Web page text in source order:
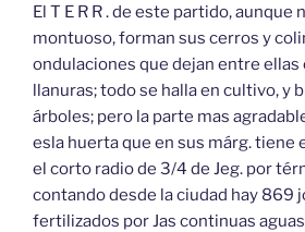
El T E R R . de este partido, aunque
montuoso, forman sus cerros y
ondulaciones que dejan entre
llanuras; todo se halla en cultivo, y
árboles; pero la parte mas
esla huerta que en sus márg. tiene
el corto radio de 3/4 de Jeg. por
contando desde la ciudad hay 869
fertilizados por Jas continuas